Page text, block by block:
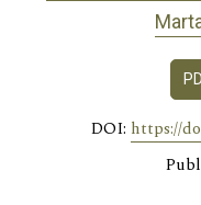
DOI: https://